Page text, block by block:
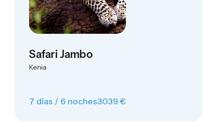
Safari Jambo
Kenia
7 días / 6 noches3039 €